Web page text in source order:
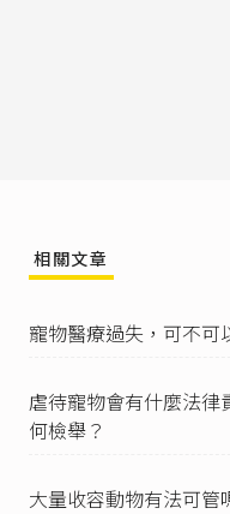
會（2019），《
野生動物保育法
輸入、輸出或飼
公告。」
相關文章
寵物醫療過失，可不可
虐待寵物會有什麼法律
何檢舉？
大量收容動物有法可管